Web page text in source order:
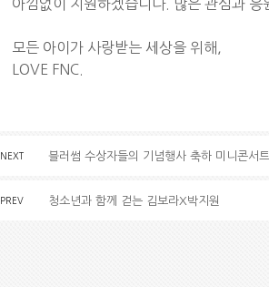
아낌없이 지원하겠습니다. 많은 관심과 응
모든 아이가 사랑받는 세상을 위해,
LOVE FNC.
NEXT 블러썸 수상자들의 기념행사 축하 미니콘서트
PREV 청소년과 함께 걷는 김보라X박지원